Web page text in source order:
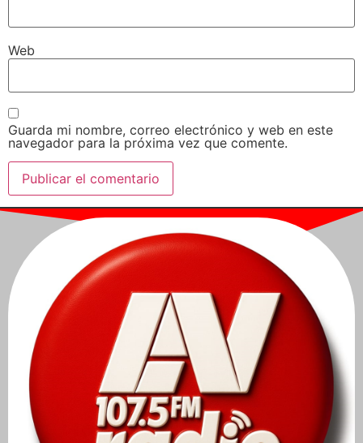
Web
Guarda mi nombre, correo electrónico y web en este
navegador para la próxima vez que comente.